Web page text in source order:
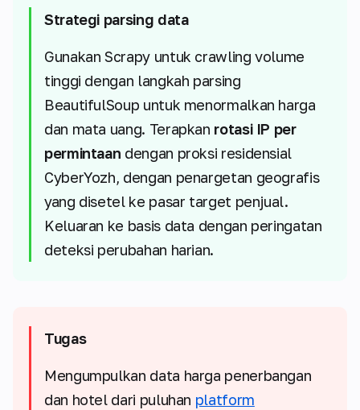
Strategi parsing data
Gunakan Scrapy untuk crawling volume
tinggi dengan langkah parsing
BeautifulSoup untuk menormalkan harga
dan mata uang. Terapkan rotasi IP per
permintaan dengan proksi residensial
CyberYozh, dengan penargetan geografis
yang disetel ke pasar target penjual.
Keluaran ke basis data dengan peringatan
deteksi perubahan harian.
Tugas
Mengumpulkan data harga penerbangan
dan hotel dari puluhan platform